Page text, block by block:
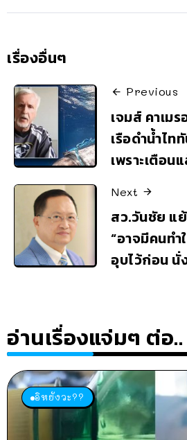
เรื่องอื่นๆ
Previous
เจมส์ คาเม
เรือดำน้ำไท
เพราะเตือ
Next
สว.วันชัย แ
“อาจมีคนท
อุบไว้ก่อน นั่
อ่านเรื่องแจ่มๆ ต่อ..
อิหยังวะ??